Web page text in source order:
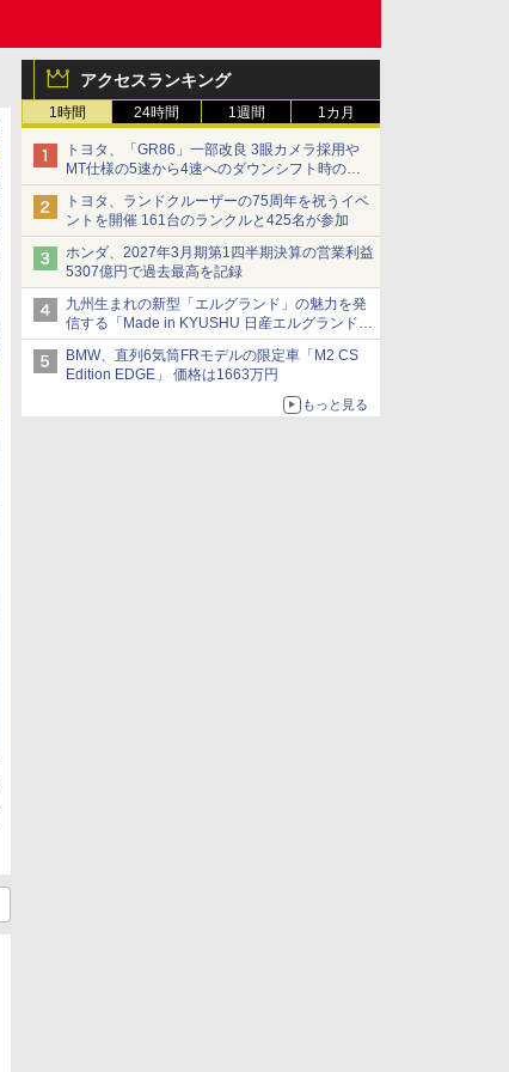
アクセスランキング
1時間 24時間 1週間 1カ月
トヨタ、「GR86」一部改良 3眼カメラ採用や
MT仕様の5速から4速へのダウンシフト時の操
作性向上など
トヨタ、ランドクルーザーの75周年を祝うイベ
ントを開催 161台のランクルと425名が参加
ホンダ、2027年3月期第1四半期決算の営業利益
5307億円で過去最高を記録
九州生まれの新型「エルグランド」の魅力を発
信する「Made in KYUSHU 日産エルグランドデ
ー」8月14日開催
BMW、直列6気筒FRモデルの限定車「M2 CS
Edition EDGE」 価格は1663万円
もっと見る